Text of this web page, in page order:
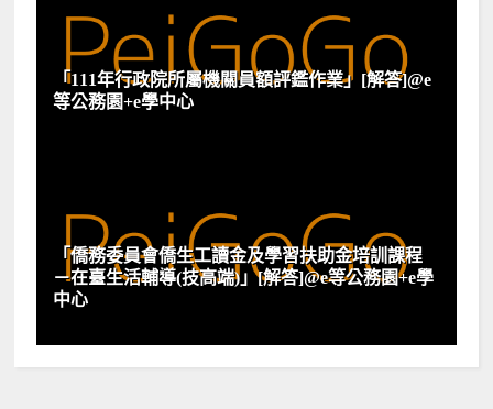
「111年行政院所屬機關員額評鑑作業」[解答]@e
等公務園+e學中心
「僑務委員會僑生工讀金及學習扶助金培訓課程
－在臺生活輔導(技高端)」[解答]@e等公務園+e學
中心